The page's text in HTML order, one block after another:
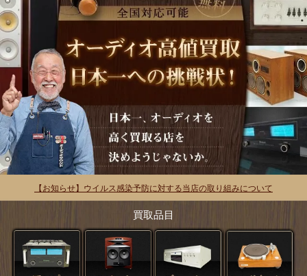
【お知らせ】ウイルス感染予防に対する当店の取り組みについて
買取品目